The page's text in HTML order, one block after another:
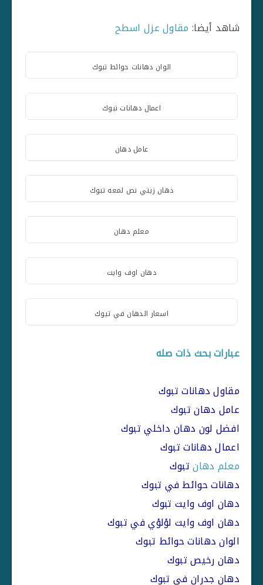
شاهد أيضا: مقاول عزل اسطح
الوان دهانات حوائط تبوك
اعمال دهانات تبوك
عامل دهان
دهان زيتي نص لمعه تبوك
معلم دهان
دهان اوف وايت
اسعار الدهان في تيوك
عبارات بحث ذات صله
مقاول دهانات تبوك
عامل دهان تبوك
افضل لون دهان داخلي تبوك
اعمال دهانات تبوك
معلم دهانتبوك
دهانات حوائط في تبوك
دهان اوف وايت تبوك
دهان اوف وايت لؤلؤي في تبوك
الوان دهانات حوائط تبوك
دهان رخيص تبوك
دهان جدران في تبوك